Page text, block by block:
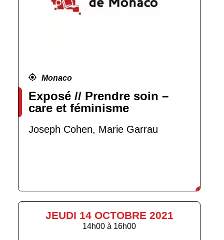
Monaco
Exposé // Prendre soin –
care et féminisme
Joseph Cohen, Marie Garrau
JEUDI 14 OCTOBRE 2021
14h00 à 16h00